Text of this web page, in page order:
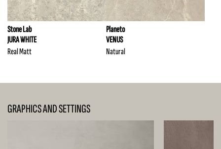
Stone Lab
JURA WHITE
Real Matt
Planeto
VENUS
Natural
GRAPHICS AND SETTINGS